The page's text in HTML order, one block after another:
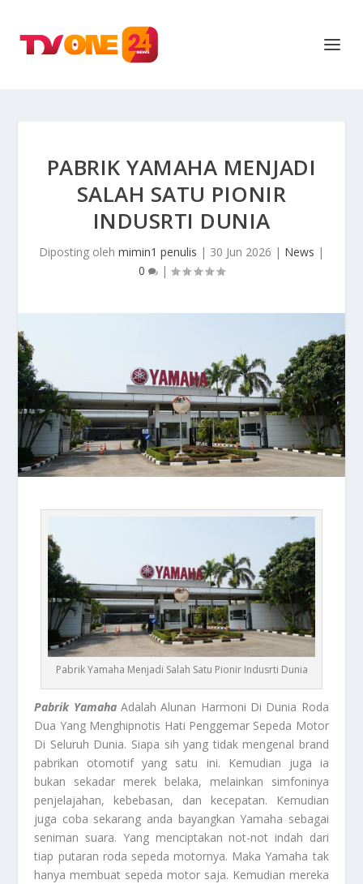
PABRIK YAMAHA MENJADI
SALAH SATU PIONIR
INDUSRTI DUNIA
Diposting oleh mimin1 penulis | 30 Jun 2026 | News |
0
|
Pabrik Yamaha Menjadi Salah Satu Pionir Indusrti Dunia
Pabrik YamahaAdalah Alunan Harmoni Di Dunia Roda
Dua Yang Menghipnotis Hati Penggemar Sepeda Motor
Di Seluruh Dunia. Siapa sih yang tidak mengenal brand
pabrikan otomotif yang satu ini. Kemudian juga ia
bukan sekadar merek belaka, melainkan simfoninya
penjelajahan, kebebasan, dan kecepatan. Kemudian
juga coba sekarang anda bayangkan Yamaha sebagai
seniman suara. Yang menciptakan not-not indah dari
tiap putaran roda sepeda motornya. Maka Yamaha tak
hanya membuat sepeda motor saja. Kemudian mereka